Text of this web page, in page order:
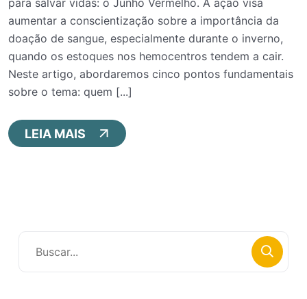
para salvar vidas: o Junho Vermelho. A ação visa
aumentar a conscientização sobre a importância da
doação de sangue, especialmente durante o inverno,
quando os estoques nos hemocentros tendem a cair.
Neste artigo, abordaremos cinco pontos fundamentais
sobre o tema: quem [...]
LEIA MAIS